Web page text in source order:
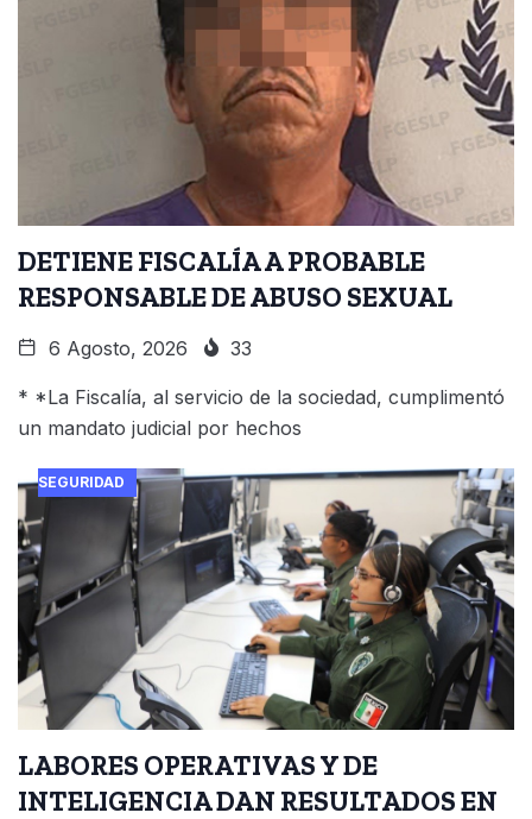
DETIENE FISCALÍA A PROBABLE
RESPONSABLE DE ABUSO SEXUAL
6 Agosto, 2026 33
* *La Fiscalía, al servicio de la sociedad, cumplimentó
un mandato judicial por hechos
SEGURIDAD
LABORES OPERATIVAS Y DE
INTELIGENCIA DAN RESULTADOS EN